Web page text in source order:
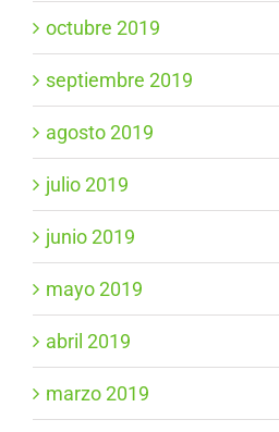
octubre 2019
septiembre 2019
agosto 2019
julio 2019
junio 2019
mayo 2019
abril 2019
marzo 2019